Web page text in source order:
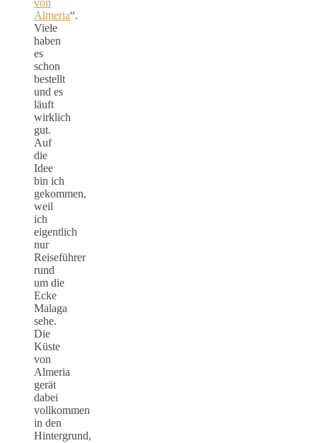
von
Almeria“.
Viele
haben
es
schon
bestellt
und es
läuft
wirklich
gut.
Auf
die
Idee
bin ich
gekommen,
weil
ich
eigentlich
nur
Reiseführer
rund
um die
Ecke
Malaga
sehe.
Die
Küste
von
Almeria
gerät
dabei
vollkommen
in den
Hintergrund,